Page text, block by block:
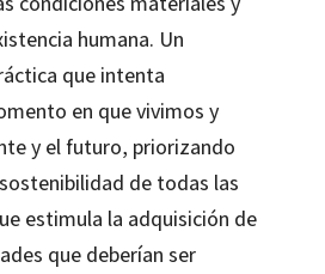
humana. Un
que intenta
en que vivimos y
y el futuro, priorizando
de todas las
estimula la adquisición de
que deberían ser